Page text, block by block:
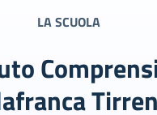
LA SCUOLA